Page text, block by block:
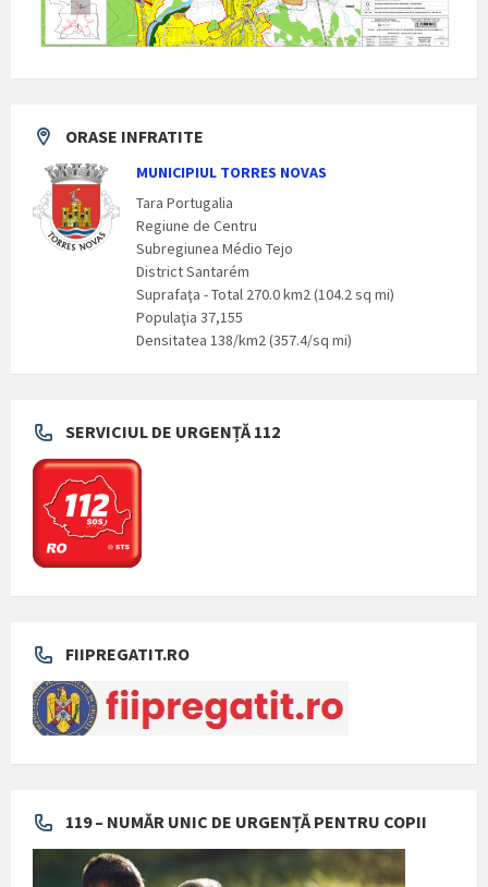
ORASE INFRATITE
MUNICIPIUL TORRES NOVAS
Tara Portugalia
Regiune de Centru
Subregiunea Médio Tejo
District Santarém
Suprafaţa - Total 270.0 km2 (104.2 sq mi)
Populaţia 37,155
Densitatea 138/km2 (357.4/sq mi)
SERVICIUL DE URGENȚĂ 112
FIIPREGATIT.RO
119 – NUMĂR UNIC DE URGENȚĂ PENTRU COPII